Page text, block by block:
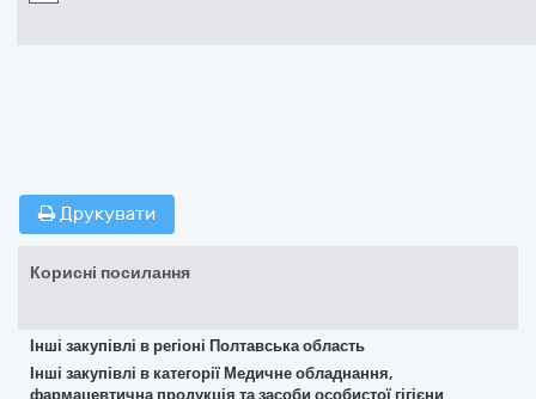
Друкувати
Корисні посилання
Інші закупівлі в регіоні Полтавська область
Інші закупівлі в категорії Медичне обладнання,
фармацевтична продукція та засоби особистої гігієни